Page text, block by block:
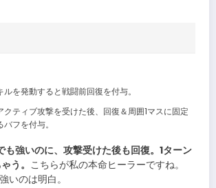
を発動すると戦闘前回復を付与。
クティブ攻撃を受けた後、回復＆周囲1マスに固定
フを付与。
も強いのに、攻撃受けた後も回復。1ターン
う。 こちらが私の本命ヒーラーですね。
いのは明白。